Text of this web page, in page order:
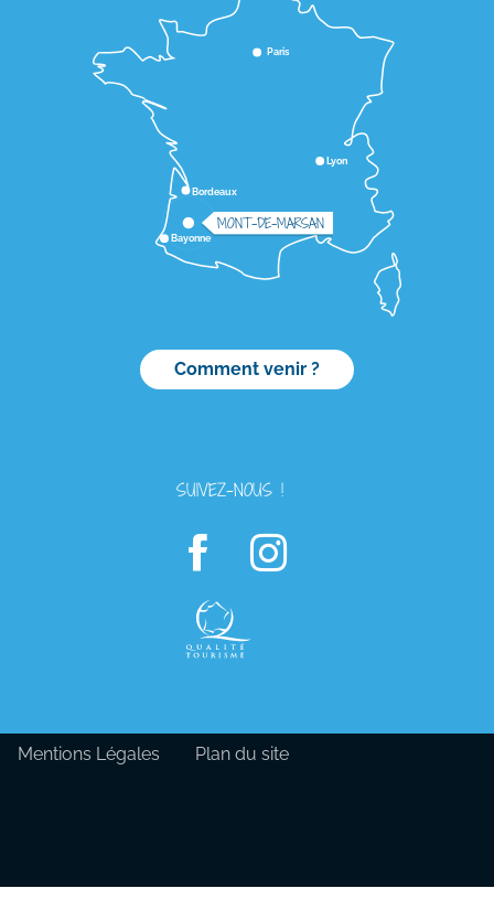
Lyon
Bordeaux
Paris
Bayonne
MONT-DE-MARSAN
Comment venir ?
SUIVEZ-NOUS !
Mentions Légales Plan du site